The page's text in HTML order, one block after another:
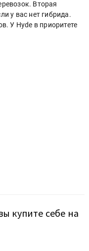
Вторая
у вас нет гибрида.
У Hyde в приоритете
купите себе на